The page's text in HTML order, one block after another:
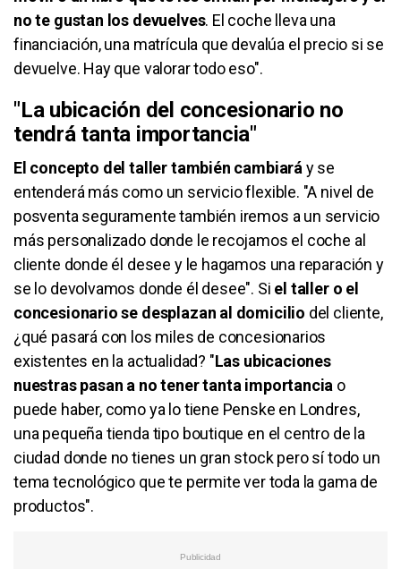
no te gustan los devuelves. El coche lleva una
financiación, una matrícula que devalúa el precio si se
devuelve. Hay que valorar todo eso".
"La ubicación del concesionario no
tendrá tanta importancia"
El concepto del taller también cambiará y se
entenderá más como un servicio flexible. "A nivel de
posventa seguramente también iremos a un servicio
más personalizado donde le recojamos el coche al
cliente donde él desee y le hagamos una reparación y
se lo devolvamos donde él desee". Si el taller o el
concesionario se desplazan al domicilio del cliente,
¿qué pasará con los miles de concesionarios
existentes en la actualidad? "Las ubicaciones
nuestras pasan a no tener tanta importancia o
puede haber, como ya lo tiene Penske en Londres,
una pequeña tienda tipo boutique en el centro de la
ciudad donde no tienes un gran stock pero sí todo un
tema tecnológico que te permite ver toda la gama de
productos".